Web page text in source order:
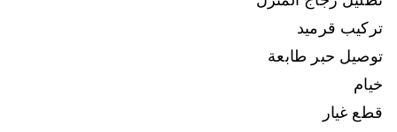
تركيب قرميد
توصيل حبر طابعة
خيام
قطع غيار